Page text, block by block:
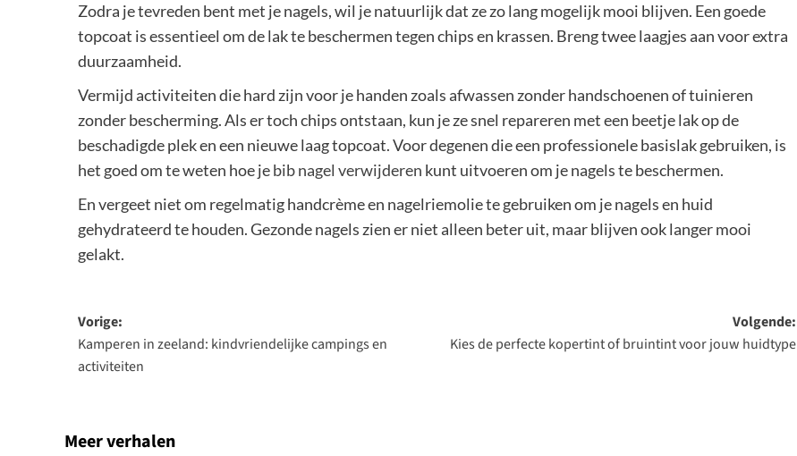
Zodra je tevreden bent met je nagels, wil je natuurlijk dat ze zo lang mogelijk mooi blijven. Een goede
topcoat is essentieel om de lak te beschermen tegen chips en krassen. Breng twee laagjes aan voor extra
duurzaamheid.
Vermijd activiteiten die hard zijn voor je handen zoals afwassen zonder handschoenen of tuinieren
zonder bescherming. Als er toch chips ontstaan, kun je ze snel repareren met een beetje lak op de
beschadigde plek en een nieuwe laag topcoat. Voor degenen die een professionele basislak gebruiken, is
het goed om te weten hoe jebib nagel verwijderen kunt uitvoeren om je nagels te beschermen.
En vergeet niet om regelmatig handcrème en nagelriemolie te gebruiken om je nagels en huid
gehydrateerd te houden. Gezonde nagels zien er niet alleen beter uit, maar blijven ook langer mooi
gelakt.
Bericht
navigatie
Vorige:
Kamperen in zeeland: kindvriendelijke campings en
activiteiten
Volgende:
Kies de perfecte kopertint of bruintint voor jouw huidtype
Meer verhalen